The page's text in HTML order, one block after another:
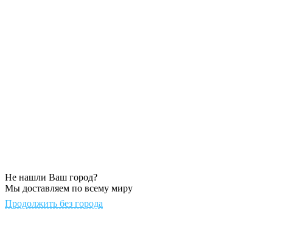
Не нашли Ваш город?
Мы доставляем по всему миру
Продолжить без города